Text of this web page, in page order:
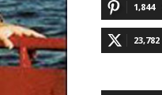
1,844
23,782